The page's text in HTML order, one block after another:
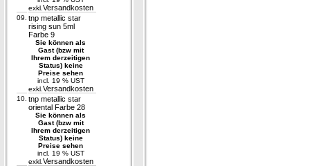
exkl. Versandkosten
09. tnp metallic star
rising sun 5ml
Farbe 9
Sie können als
Gast (bzw mit
Ihrem derzeitigen
Status) keine
Preise sehen
incl. 19 % UST
exkl. Versandkosten
10. tnp metallic star
oriental Farbe 28
Sie können als
Gast (bzw mit
Ihrem derzeitigen
Status) keine
Preise sehen
incl. 19 % UST
exkl. Versandkosten